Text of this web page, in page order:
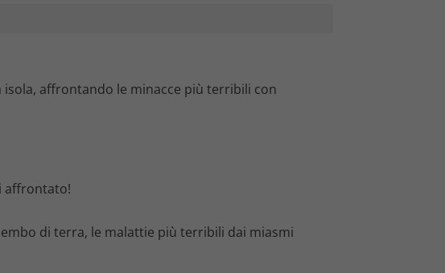
:
9
6
affrontando le minacce più terribili con
affrontato!
di terra, le malattie più terribili dai miasmi